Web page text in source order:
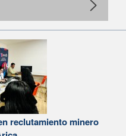
reclutamiento minero